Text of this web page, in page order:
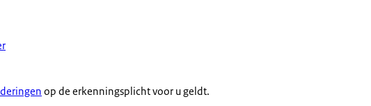
op de erkenningsplicht voor u geldt.